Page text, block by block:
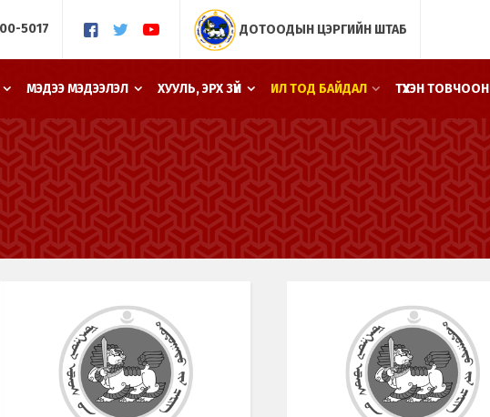
5017 ДОТООДЫН ЦЭРГИЙН ШТАБ
МЭДЭЭ МЭДЭЭЛЭЛ ХУУЛЬ, ЭРХ ЗҮЙ ИЛ ТОД БАЙДАЛ ТҮҮХЭН ТОВЧООН